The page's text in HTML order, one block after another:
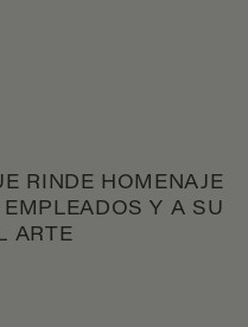
RINDE HOMENAJE
Y A SU
ARTE